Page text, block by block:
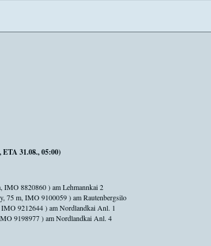
31.08., 05:00)
IMO 8820860 ) am Lehmannkai 2
75 m, IMO 9100059 ) am Rautenbergsilo
9212644 ) am Nordlandkai Anl. 1
9198977 ) am Nordlandkai Anl. 4